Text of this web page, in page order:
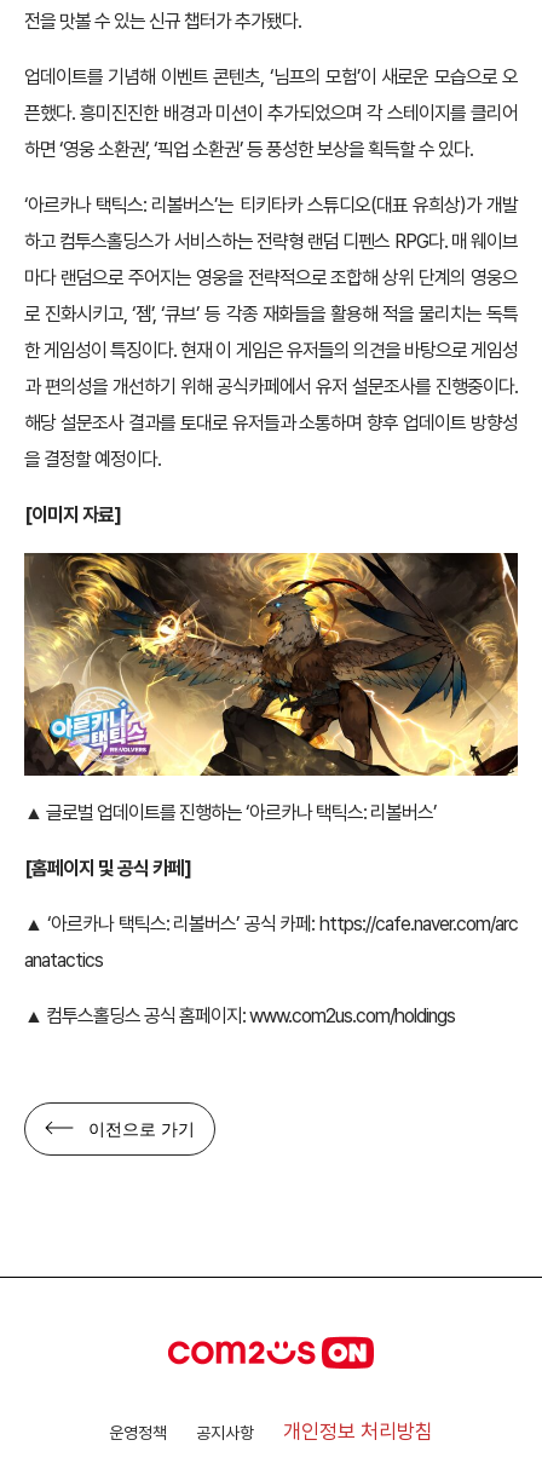
전을 맛볼 수 있는 신규 챕터가 추가됐다.
업데이트를 기념해 이벤트 콘텐츠, ‘님프의 모험’이 새로운 모습으로 오
픈했다. 흥미진진한 배경과 미션이 추가되었으며 각 스테이지를 클리어
하면 ‘영웅 소환권’, ‘픽업 소환권’ 등 풍성한 보상을 획득할 수 있다.
‘아르카나 택틱스: 리볼버스’는 티키타카 스튜디오(대표 유희상)가 개발
하고 컴투스홀딩스가 서비스하는 전략형 랜덤 디펜스 RPG다. 매 웨이브
마다 랜덤으로 주어지는 영웅을 전략적으로 조합해 상위 단계의 영웅으
로 진화시키고, ‘젬’, ‘큐브’ 등 각종 재화들을 활용해 적을 물리치는 독특
한 게임성이 특징이다. 현재 이 게임은 유저들의 의견을 바탕으로 게임성
과 편의성을 개선하기 위해 공식카페에서 유저 설문조사를 진행중이다.
해당 설문조사 결과를 토대로 유저들과 소통하며 향후 업데이트 방향성
을 결정할 예정이다.
[이미지 자료]
▲ 글로벌 업데이트를 진행하는 ‘아르카나 택틱스: 리볼버스’
[홈페이지 및 공식 카페]
▲ ‘아르카나 택틱스: 리볼버스’ 공식 카페: https://cafe.naver.com/arc
anatactics
▲ 컴투스홀딩스 공식 홈페이지:www.com2us.com/holdings
이전으로 가기
운영정책 공지사항 개인정보 처리방침